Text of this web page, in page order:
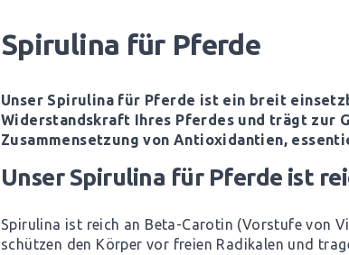
Spirulina für Pferde
Unser Spirulina für Pferde ist ein breit
Widerstandskraft Ihres Pferdes und trägt zur
Zusammensetzung von Antioxidantien,
Unser Spirulina für Pferde ist
Spirulina ist reich an Beta-Carotin (Vorstufe von
schützen den Körper vor freien Radikalen und